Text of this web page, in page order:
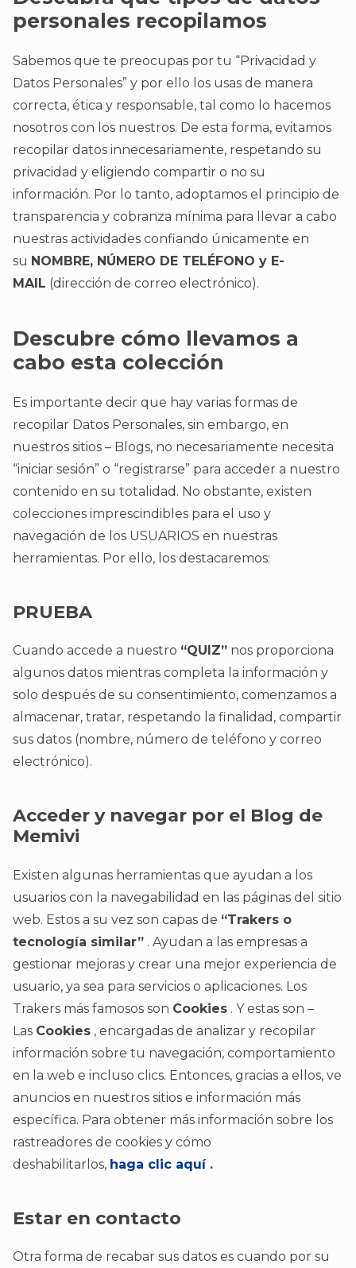
personales recopilamos
Sabemos que te preocupas por tu “Privacidad y
Datos Personales” y por ello los usas de manera
correcta, ética y responsable, tal como lo hacemos
nosotros con los nuestros. De esta forma, evitamos
recopilar datos innecesariamente, respetando su
privacidad y eligiendo compartir o no su
información. Por lo tanto, adoptamos el principio de
transparencia y cobranza mínima para llevar a cabo
nuestras actividades confiando únicamente en
su NOMBRE, NÚMERO DE TELÉFONO y E-
MAIL (dirección de correo electrónico).
Descubre cómo llevamos a
cabo esta colección
Es importante decir que hay varias formas de
recopilar Datos Personales, sin embargo, en
nuestros sitios – Blogs, no necesariamente necesita
“iniciar sesión” o “registrarse” para acceder a nuestro
contenido en su totalidad. No obstante, existen
colecciones imprescindibles para el uso y
navegación de los USUARIOS en nuestras
herramientas. Por ello, los destacaremos:
PRUEBA
Cuando accede a nuestro “QUIZ” nos proporciona
algunos datos mientras completa la información y
solo después de su consentimiento, comenzamos a
almacenar, tratar, respetando la finalidad, compartir
sus datos (nombre, número de teléfono y correo
electrónico).
Acceder y navegar por el Blog de
Memivi
Existen algunas herramientas que ayudan a los
usuarios con la navegabilidad en las páginas del sitio
web. Estos a su vez son capas de “Trakers o
tecnología similar” . Ayudan a las empresas a
gestionar mejoras y crear una mejor experiencia de
usuario, ya sea para servicios o aplicaciones. Los
Trakers más famosos son Cookies . Y estas son –
Las Cookies , encargadas de analizar y recopilar
información sobre tu navegación, comportamiento
en la web e incluso clics. Entonces, gracias a ellos, ve
anuncios en nuestros sitios e información más
específica. Para obtener más información sobre los
rastreadores de cookies y cómo
deshabilitarlos, haga clic aquí.
Estar en contacto
Otra forma de recabar sus datos es cuando por su